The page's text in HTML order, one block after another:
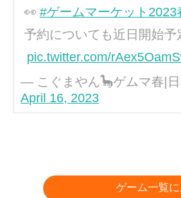
👀 #ゲームマーケット2023
予約についても近日開始予
pic.twitter.com/
— こぐまやん🦕ゲムマ春|
April 16, 2023
ゲーム一覧に